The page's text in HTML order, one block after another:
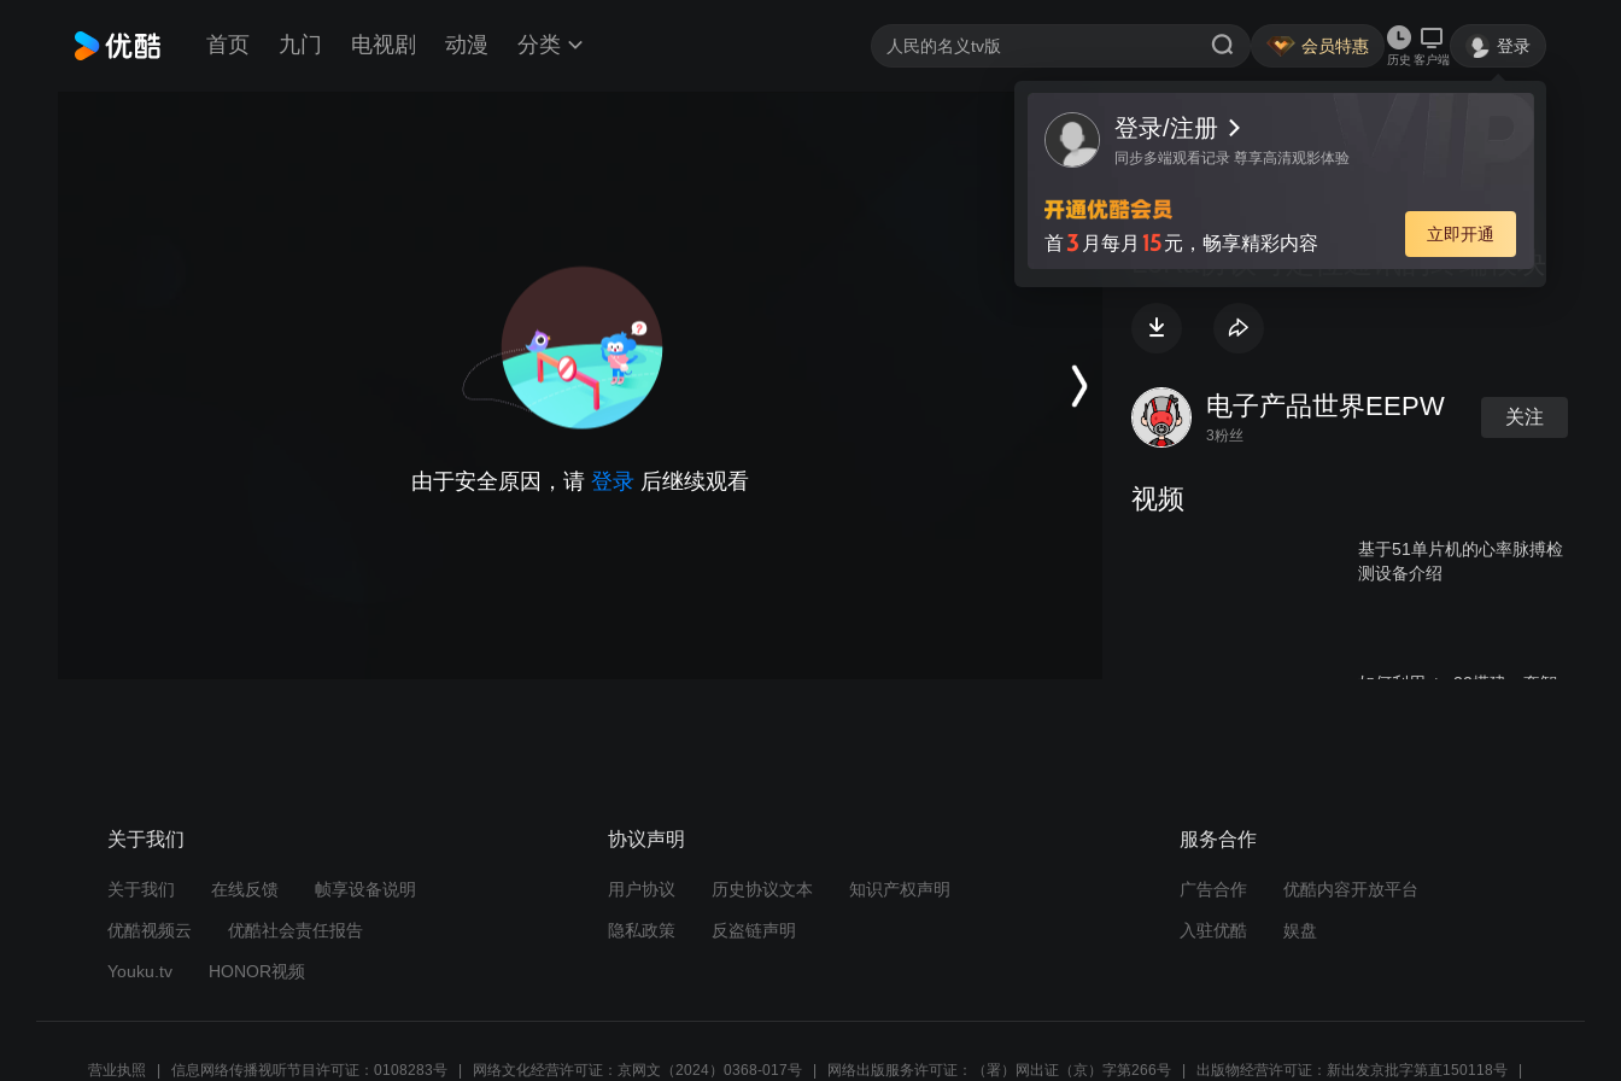
首页 九门 电视剧 动漫 分类 会员特惠
历史 客户端
登录
登录/注册
同步多端观看记录 尊享高清观影体验
首3 月每月 15元，畅享精彩内容 立即开通
由于安全原因，请 登录 后继续观看
视频 讨论
友尚Semtech LM-230LoRa基于
LoRa协议可定位通讯的终端模块
电子产品世界EEPW
3粉丝
关注
视频
基于51单片机的心率脉搏检
测设备介绍
如何利用stm32搭建一套智
关于我们
关于我们 在线反馈 帧享设备说明
优酷视频云 优酷社会责任报告
Youku.tv HONOR视频
协议声明
用户协议 历史协议文本 知识产权声明
隐私政策 反盗链声明
服务合作
广告合作 优酷内容开放平台
入驻优酷 娱盘
营业执照 信息网络传播视听节目许可证：0108283号 网络文化经营许可证：京网文（2024）0368-017号 网络出版服务许可证：（署）网出证（京）字第266号 出版物经营许可证：新出发京批字第直150118号